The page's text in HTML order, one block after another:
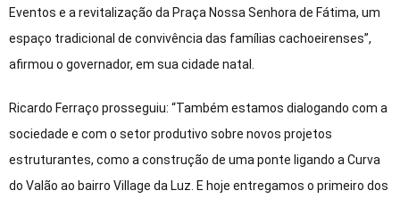
Eventos e a revitalização da Praça Nossa Senhora de Fátima, um
espaço tradicional de convivência das famílias cachoeirenses”,
afirmou o governador, em sua cidade natal.
Ricardo Ferraço prosseguiu: “Também estamos dialogando com a
sociedade e com o setor produtivo sobre novos projetos
estruturantes, como a construção de uma ponte ligando a Curva
do Valão ao bairro Village da Luz. E hoje entregamos o primeiro dos